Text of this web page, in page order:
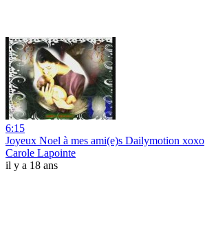
6:15
Joyeux Noel à mes ami(e)s Dailymotion xoxo
Carole Lapointe
il y a 18 ans